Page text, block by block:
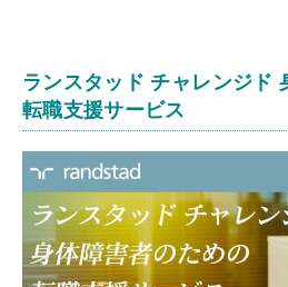
ランスタッド チャレンジド
転職支援サービス